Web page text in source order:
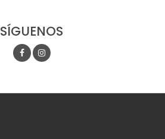
SÍGUENOS